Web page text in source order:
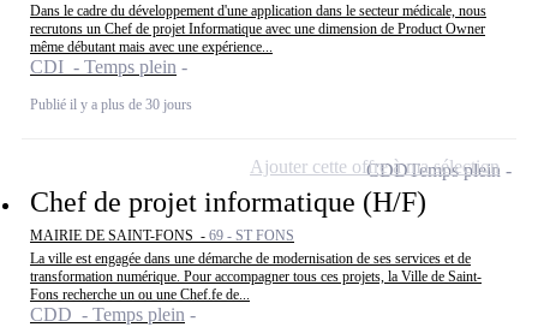
Dans le cadre du développement d'une application dans le secteur médicale, nous
recrutons un Chef de projet Informatique avec une dimension de Product Owner
même débutant mais avec une expérience...
CDI - Temps plein
Publié il y a plus de 30 jours
Chef de projet informatique (H/F)
MAIRIE DE SAINT-FONS - 69 - ST FONS
La ville est engagée dans une démarche de modernisation de ses services et de
transformation numérique. Pour accompagner tous ces projets, la Ville de Saint-
Fons recherche un ou une Chef.fe de...
CDD - Temps plein
CDDTemps plein
Ajouter cette offre à ma sélection